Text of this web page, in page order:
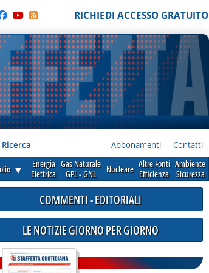
RICHIEDI ACCESSO GRATUITO
Ricerca Abbonamenti Contatti
▼
Energia
Elettrica
Gas Naturale
GPL - GNL
Nucleare Altre Fonti
Efficienza
Ambiente
Sicurezza
COMMENTI - EDITORIALI
LE NOTIZIE GIORNO PER GIORNO